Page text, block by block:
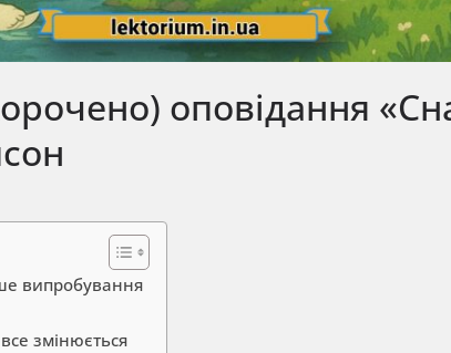
оповідання
випробування
змінюється